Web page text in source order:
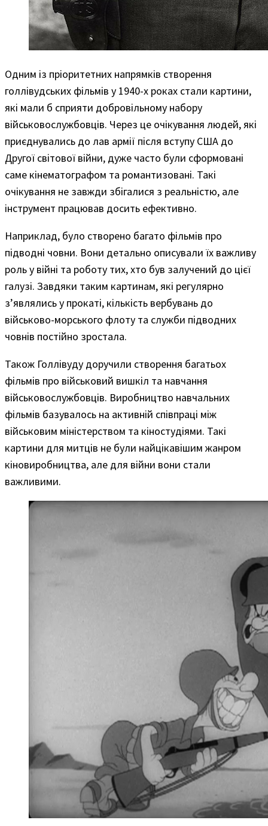
Одним із пріоритетних напрямків створення
голлівудських фільмів у 1940-х роках стали картини,
які мали б сприяти добровільному набору
військовослужбовців. Через це очікування людей, які
приєднувались до лав армії після вступу США до
Другої світової війни, дуже часто були сформовані
саме кінематографом та романтизовані. Такі
очікування не завжди збігалися з реальністю, але
інструмент працював досить ефективно.
Наприклад, було створено багато фільмів про
підводні човни. Вони детально описували їх важливу
роль у війні та роботу тих, хто був залучений до цієї
галузі. Завдяки таким картинам, які регулярно
з’являлись у прокаті, кількість вербувань до
військово-морського флоту та служби підводних
човнів постійно зростала.
Також Голлівуду доручили створення багатьох
фільмів про військовий вишкіл та навчання
військовослужбовців. Виробництво навчальних
фільмів базувалось на активній співпраці між
військовим міністерством та кіностудіями. Такі
картини для митців не були найцікавішим жанром
кіновиробництва, але для війни вони стали
важливими.